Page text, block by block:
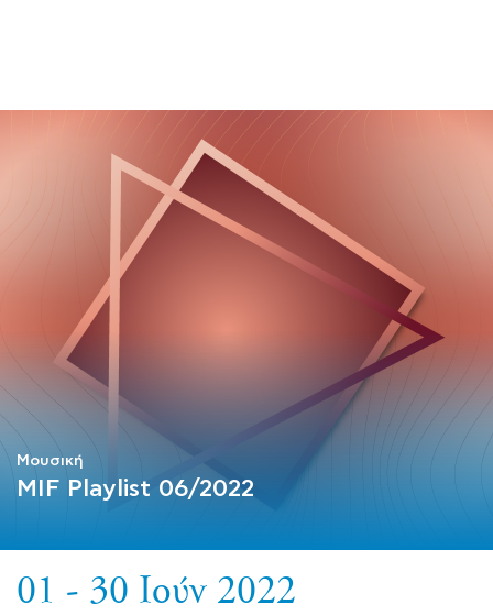
01 - 30 Ιούν 2022
Μουσική
MIF Playlist 06/2022